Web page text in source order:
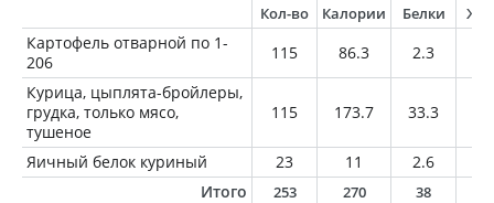
Кол-во Калории Белки
Картофель отварной по 1-
206
115 86.3 2.3
Курица, цыплята-бройлеры,
грудка, только мясо,
тушеное
115 173.7 33.3
Яичный белок куриный 23 11 2.6
Итого
253 270 38